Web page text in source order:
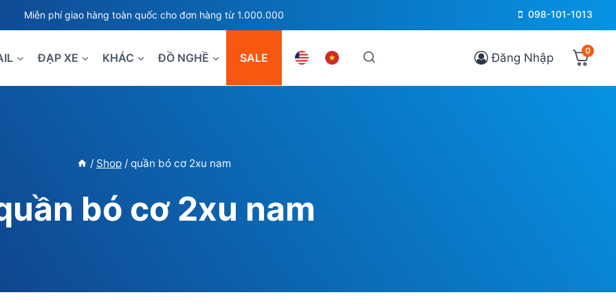
Miễn phí giao hàng toàn quốc cho đơn hàng từ 1.000.000 098-101-1013
ĐẠP XE KHÁC ĐỒ NGHỀ SALE Đăng Nhập 0
/ Shop / quần bó cơ 2xu nam
bó cơ 2xu nam